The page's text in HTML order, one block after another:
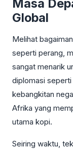
Masa
Global
Melihat
seperti perang,
sangat menarik
diplomasi
kebangkitan
Afrika yang
utama kopi.
Seiring waktu,